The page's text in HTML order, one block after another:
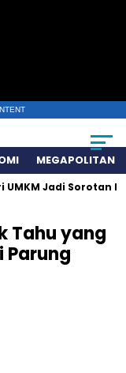
MEGAPOLITAN
UMKM Jadi Sorotan
Tahu yang
Parung